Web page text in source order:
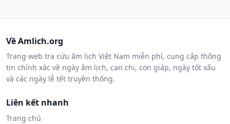
Về Amlich.org
Trang web tra cứu âm lịch Việt Nam miễn phí, cung cấp thông
tin chính xác về ngày âm lịch, can chi, con giáp, ngày tốt xấu
và các ngày lễ tết truyền thống.
Liên kết nhanh
Trang chủ